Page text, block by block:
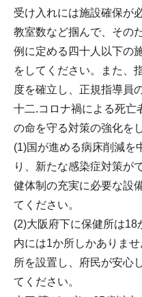
受け入れには施設確保が
教室数など掴んで、その
例に定める四十人以下の
をしてください。また、
度を確立し、正規指導員
十二.コロナ禍による死亡
の命を守る対策の強化を
(1)国が進める病床削減を
り、新たな感染症対策が
健体制の充実に必要な設
てください。
(2)大阪府下に保健所は
内には1か所しかありま
所を設置し、府民が安心
てください。